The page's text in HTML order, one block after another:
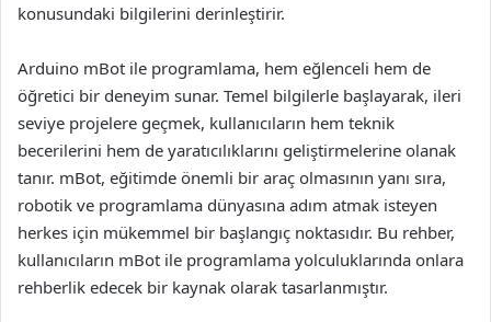
konusundaki bilgilerini derinleştirir.
Arduino mBot ile programlama, hem eğlenceli hem de
öğretici bir deneyim sunar. Temel bilgilerle başlayarak, ileri
seviye projelere geçmek, kullanıcıların hem teknik
becerilerini hem de yaratıcılıklarını geliştirmelerine olanak
tanır. mBot, eğitimde önemli bir araç olmasının yanı sıra,
robotik ve programlama dünyasına adım atmak isteyen
herkes için mükemmel bir başlangıç noktasıdır. Bu rehber,
kullanıcıların mBot ile programlama yolculuklarında onlara
rehberlik edecek bir kaynak olarak tasarlanmıştır.